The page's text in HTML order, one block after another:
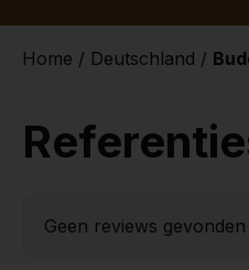
Home / Deutschland /
Geen reviews